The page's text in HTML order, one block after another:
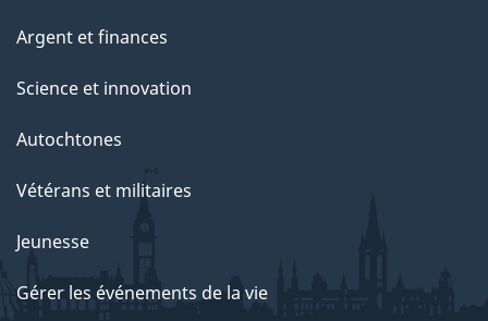
Argent et finances
Science et innovation
Autochtones
Vétérans et militaires
Jeunesse
Gérer les événements de la vie